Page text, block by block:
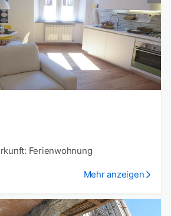
Ferienwohnung
Mehr anzeigen